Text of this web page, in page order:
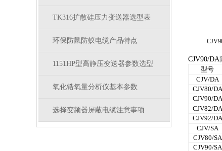
TK316扩散硅压力变送器选型表
环保防鼠防蚁电缆产品特点
1151HP型高静压变送器参数选型
氧化锆氧量分析仪基本参数
选择变频器屏蔽电缆注意事项
CJV90/DA
型号
CJV/DA
CJV80/DA
CJV90/DA
CJV82/DA
CJV92/DA
CJV/SA
CJV80/SA
CJV90/SA